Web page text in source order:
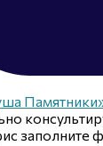
заполните